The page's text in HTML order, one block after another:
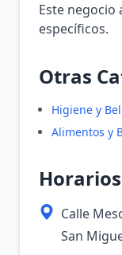
Este negocio
específicos.
Otras
Higiene y
Alimentos y
Calle
San